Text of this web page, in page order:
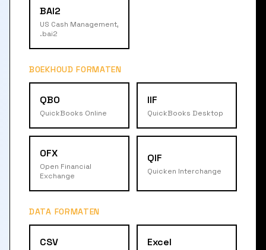
BAI2
US Cash Management,
.bai2
BOEKHOUD FORMATEN
QBO
QuickBooks Online
IIF
QuickBooks Desktop
OFX
Open Financial
Exchange
QIF
Quicken Interchange
DATA FORMATEN
CSV Excel